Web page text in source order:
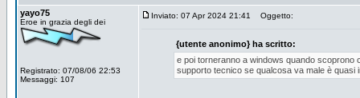
yayo75
Eroe in grazia degli dei
Registrato: 07/08/06 22:53
Messaggi: 107
Inviato: 07 Apr 2024 21:41 Oggetto:
{utente anonimo} ha scritto:
e poi torneranno a windows quando scoprono
supporto tecnico se qualcosa va male è quasi